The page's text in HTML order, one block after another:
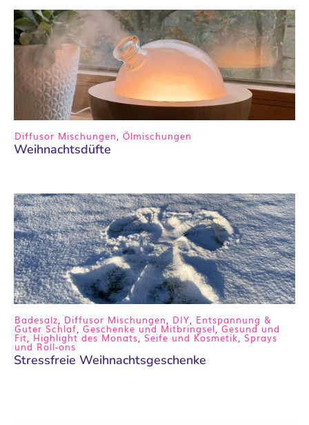
Diffusor Mischungen, Ölmischungen
Weihnachtsdüfte
Badesalz, Diffusor Mischungen, DIY, Entspannung &
Guter Schlaf, Geschenke und Mitbringsel,Gesund und
Fit, Highlight des Monats, Seife und Kosmetik, Sprays
und Roll-ons
Stressfreie Weihnachtsgeschenke